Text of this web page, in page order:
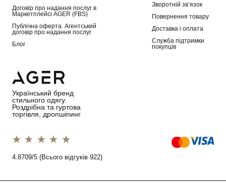
Договір про надання послуг в
Маркетплейсі AGER (FBS)
Публічна оферта. Агентський
договір про надання послуг
Блог
Зворотній зв’язок
Повернення товару
Доставка і оплата
Служба підтримки
покупців
Український бренд
стильного одягу.
Роздрібна та гуртова
торгівля, дропшіпинг
1 star
2 stars
3 stars
4 stars
5 stars
4.8709/5 (Всього відгуків 922)